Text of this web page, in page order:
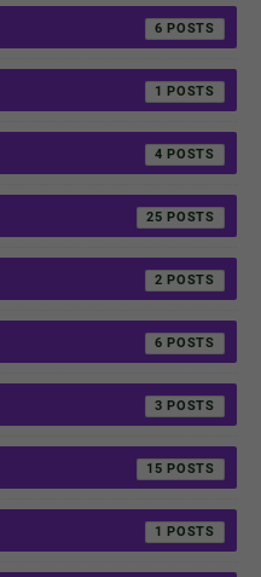
6
1
4
25
2
6
3
15
1